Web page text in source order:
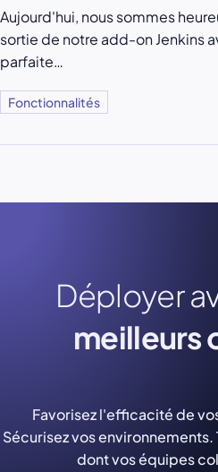
Aujourd'hui, nous sommes
sortie de notre add-on Jenkins
parfaite…
Fonctionnalités
Déployer
meilleurs
Favorisez l'efficacité de
Sécurisez vos environnements.
dont vos équipes